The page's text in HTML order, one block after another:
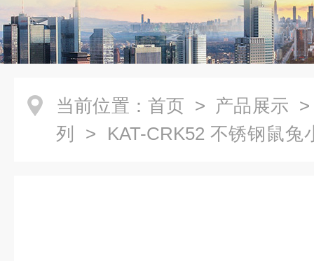
当前位置： 首页 > 产品展示
列
> KAT-CRK52 不锈钢鼠兔